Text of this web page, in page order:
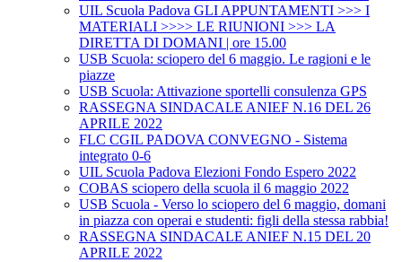
UIL Scuola Padova GLI APPUNTAMENTI >>> I
MATERIALI >>>> LE RIUNIONI >>> LA
DIRETTA DI DOMANI | ore 15.00
USB Scuola: sciopero del 6 maggio. Le ragioni e le
piazze
USB Scuola: Attivazione sportelli consulenza GPS
RASSEGNA SINDACALE ANIEF N.16 DEL 26
APRILE 2022
FLC CGIL PADOVA CONVEGNO - Sistema
integrato 0-6
UIL Scuola Padova Elezioni Fondo Espero 2022
COBAS sciopero della scuola il 6 maggio 2022
USB Scuola - Verso lo sciopero del 6 maggio, domani
in piazza con operai e studenti: figli della stessa rabbia!
RASSEGNA SINDACALE ANIEF N.15 DEL 20
APRILE 2022